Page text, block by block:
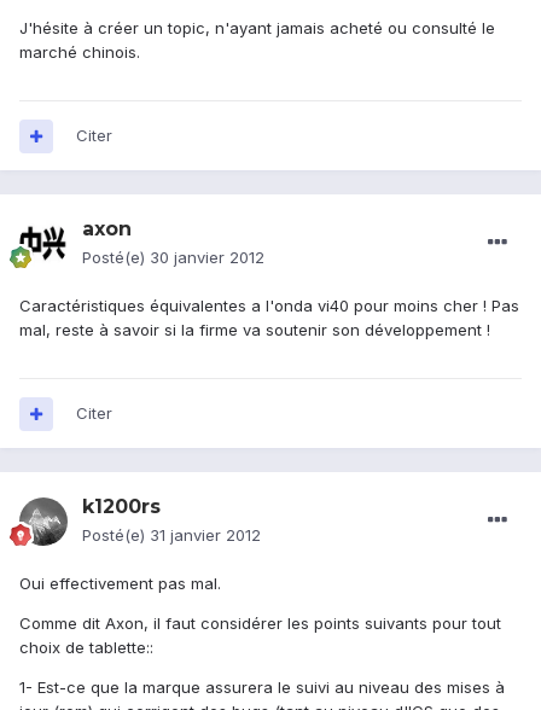
J'hésite à créer un topic, n'ayant jamais acheté ou consulté le
marché chinois.
Citer
axon
Posté(e) 30 janvier 2012
Caractéristiques équivalentes a l'onda vi40 pour moins cher ! Pas
mal, reste à savoir si la firme va soutenir son développement !
Citer
k1200rs
Posté(e) 31 janvier 2012
Oui effectivement pas mal.
Comme dit Axon, il faut considérer les points suivants pour tout
choix de tablette::
1- Est-ce que la marque assurera le suivi au niveau des mises à